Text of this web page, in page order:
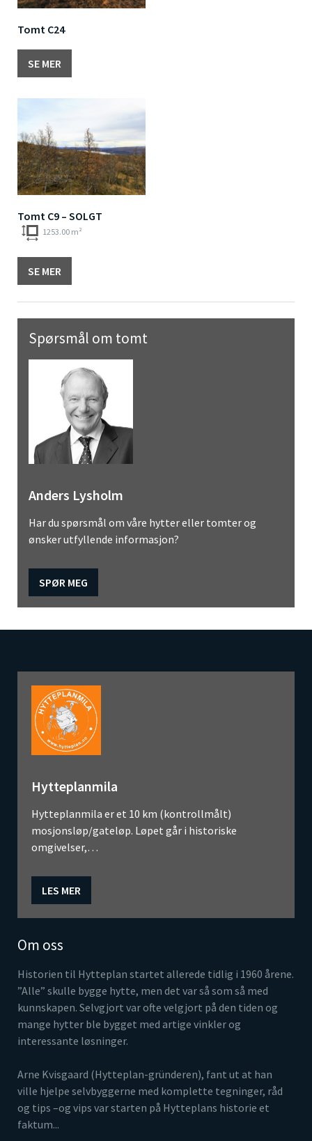
Tomt C24
SE MER
Tomt C9 – SOLGT
1253.00 m²
SE MER
Spørsmål om tomt
Anders Lysholm
Har du spørsmål om våre hytter eller tomter og
ønsker utfyllende informasjon?
SPØR MEG
Hytteplanmila
Hytteplanmila er et 10 km (kontrollmålt)
mosjonsløp/gateløp. Løpet går i historiske
omgivelser,…
LES MER
Om oss
Historien til Hytteplan startet allerede tidlig i 1960 årene.
”Alle” skulle bygge hytte, men det var så som så med
kunnskapen. Selvgjort var ofte velgjort på den tiden og
mange hytter ble bygget med artige vinkler og
interessante løsninger.
Arne Kvisgaard (Hytteplan-gründeren), fant ut at han
ville hjelpe selvbyggerne med komplette tegninger, råd
og tips –og vips var starten på Hytteplans historie et
faktum...